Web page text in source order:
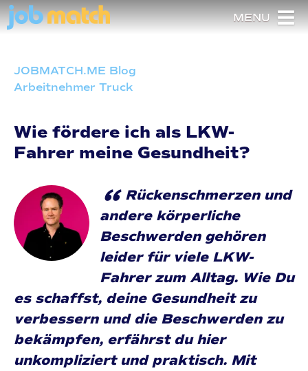
MENU
JOBMATCH.ME Blog
Arbeitnehmer Truck
Wie fördere ich als LKW-
Fahrer meine Gesundheit?
“ Rückenschmerzen und
andere körperliche
Beschwerden gehören
leider für viele LKW-
Fahrer zum Alltag. Wie Du
es schaffst, deine Gesundheit zu
verbessern und die Beschwerden zu
bekämpfen, erfährst du hier
unkompliziert und praktisch. Mit